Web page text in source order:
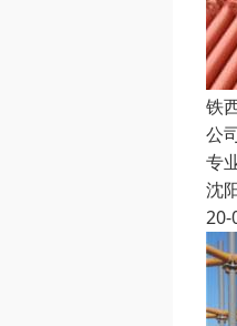
铁
公
专
沈
20-